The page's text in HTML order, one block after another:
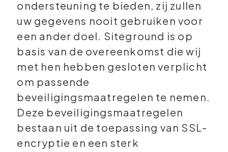
ondersteuning te bieden, zij zullen
uw gegevens nooit gebruiken voor
een ander doel. Siteground is op
basis van de overeenkomst die wij
met hen hebben gesloten verplicht
om passende
beveiligingsmaatregelen te nemen.
Deze beveiligingsmaatregelen
bestaan uit de toepassing van SSL-
encryptie en een sterk